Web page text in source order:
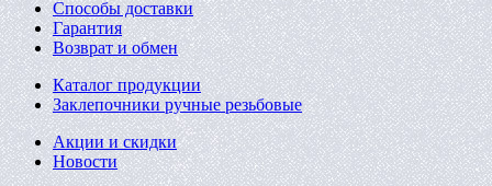
Способы доставки
Гарантия
Возврат и обмен
Каталог продукции
Заклепочники ручные резьбовые
Акции и скидки
Новости